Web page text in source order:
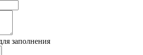
заполнения